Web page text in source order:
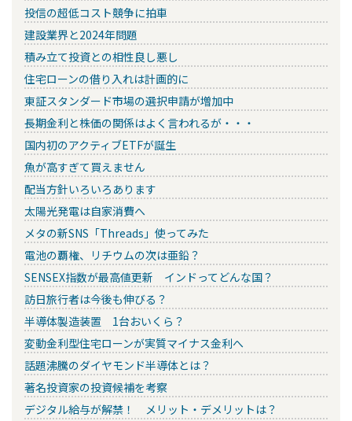
投信の超低コスト競争に拍車
建設業界と2024年問題
積み立て投資との相性良し悪し
住宅ローンの借り入れは計画的に
東証スタンダード市場の選択申請が増加中
長期金利と株価の関係はよく言われるが・・・
国内初のアクティブETFが誕生
魚が高すぎて買えません
配当方針いろいろあります
太陽光発電は自家消費へ
メタの新SNS「Threads」使ってみた
電池の覇権、リチウムの次は亜鉛？
SENSEX指数が最高値更新 インドってどんな国？
訪日旅行者は今後も伸びる？
半導体製造装置 1台おいくら？
変動金利型住宅ローンが実質マイナス金利へ
話題沸騰のダイヤモンド半導体とは？
著名投資家の投資候補を考察
デジタル給与が解禁！ メリット・デメリットは？